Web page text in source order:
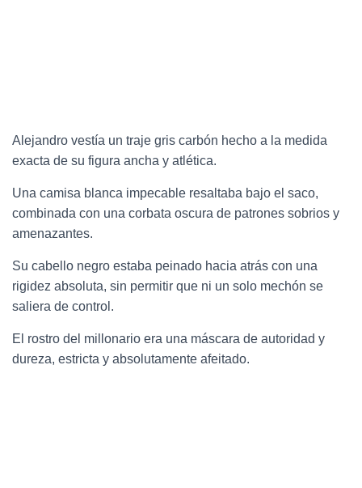
Alejandro vestía un traje gris carbón hecho a la medida
exacta de su figura ancha y atlética.
Una camisa blanca impecable resaltaba bajo el saco,
combinada con una corbata oscura de patrones sobrios y
amenazantes.
Su cabello negro estaba peinado hacia atrás con una
rigidez absoluta, sin permitir que ni un solo mechón se
saliera de control.
El rostro del millonario era una máscara de autoridad y
dureza, estricta y absolutamente afeitado.